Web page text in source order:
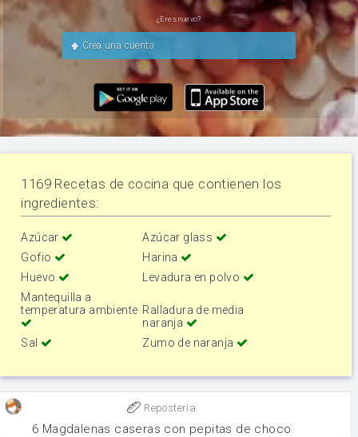
¿Eres nuevo?
Crea una cuenta
1169 Recetas de cocina que contienen los
ingredientes:
Azúcar
Azúcar glass
Gofio
Harina
Huevo
Levadura en polvo
Mantequilla a
temperatura ambiente Ralladura de media
naranja
Sal
Zumo de naranja
Reposteria
6 Magdalenas caseras con pepitas de choco